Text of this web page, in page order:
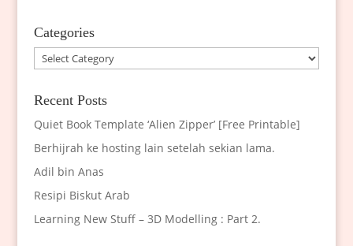
Categories
Categories
Recent Posts
Quiet Book Template ‘Alien Zipper’ [Free Printable]
Berhijrah ke hosting lain setelah sekian lama.
Adil bin Anas
Resipi Biskut Arab
Learning New Stuff – 3D Modelling : Part 2.